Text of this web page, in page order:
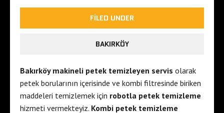
FILED UNDER
BAKIRKÖY
Bakırköy makineli petek temizleyen servis olarak
petek borularının içerisinde ve kombi filtresinde biriken
maddeleri temizlemek için robotla petek temizleme
hizmeti vermekteyiz. Kombi petek temizleme